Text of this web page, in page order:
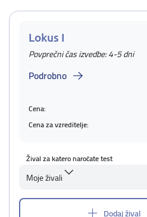
Lokus I
Povprečni čas izvedbe: 4-5 dni
Podrobno
Cena:
Cena za vzreditelje:
Žival za katero naročate test
Moje živali
Dodaj žival